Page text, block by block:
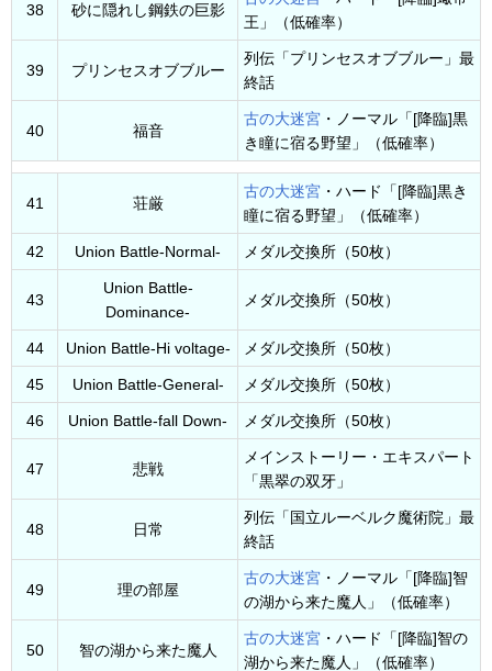
38 砂に隠れし鋼鉄の巨影
王」（低確率）
39 プリンセスオブブルー
列伝「プリンセスオブブルー」最
終話
40 福音
古の大迷宮 ・ノーマル「[降臨]黒
き瞳に宿る野望」（低確率）
41 荘厳
古の大迷宮 ・ハード「[降臨]黒き
瞳に宿る野望」（低確率）
42 Union Battle-Normal- メダル交換所（50枚）
43
Union Battle-
Dominance-
メダル交換所（50枚）
44 Union Battle-Hi voltage- メダル交換所（50枚）
45 Union Battle-General- メダル交換所（50枚）
46 Union Battle-fall Down- メダル交換所（50枚）
47 悲戦
メインストーリー・エキスパート
「黒翠の双牙」
48 日常
列伝「国立ルーベルク魔術院」最
終話
49 理の部屋
古の大迷宮 ・ノーマル「[降臨]智
の湖から来た魔人」（低確率）
50 智の湖から来た魔人
古の大迷宮 ・ハード「[降臨]智の
湖から来た魔人」（低確率）